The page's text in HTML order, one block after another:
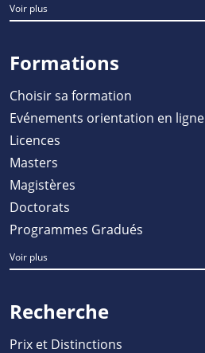
Voir plus
Formations
Choisir sa formation
Evénements orientation en ligne
Licences
Masters
Magistères
Doctorats
Programmes Gradués
Voir plus
Recherche
Prix et Distinctions